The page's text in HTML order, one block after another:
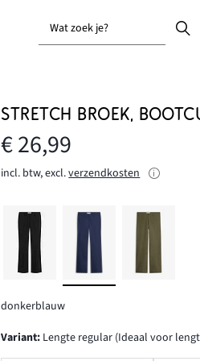
Wat zoek je?
STRETCH BROEK,
€ 26,99
incl. btw, excl.verzendkosten
donkerblauw
Variant: Lengte regular (Ideaal voor